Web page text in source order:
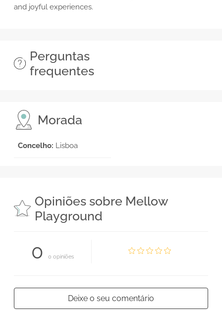
and joyful experiences.
Perguntas
frequentes
Morada
Concelho: Lisboa
Opiniões sobre Mellow
Playground
0 0 opiniões
Deixe o seu comentário